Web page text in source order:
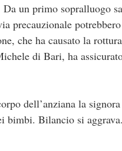
un primo sopralluogo
precauzionale
che ha causato la
di Bari, ha
dell’anziana la
bimbi. Bilancio si aggrava.